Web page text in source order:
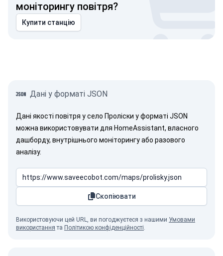
моніторингу повітря?
Купити станцію
Дані у форматі JSON
Дані якості повітря у село Проліски у форматі JSON
можна використовувати для HomeAssistant, власного
дашборду, внутрішнього моніторингу або разового
аналізу.
Скопіювати
Використовуючи цей URL, ви погоджуєтеся з нашими Умовами
використання та Політикою конфіденційності.